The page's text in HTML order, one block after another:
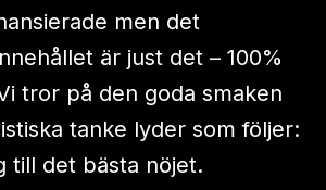
men det
är just det – 100%
tror på den goda smaken
tanke lyder som följer:
till det bästa nöjet.